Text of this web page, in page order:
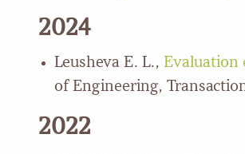
2024
Leusheva E. L., Evaluation
of Engineering,
2022